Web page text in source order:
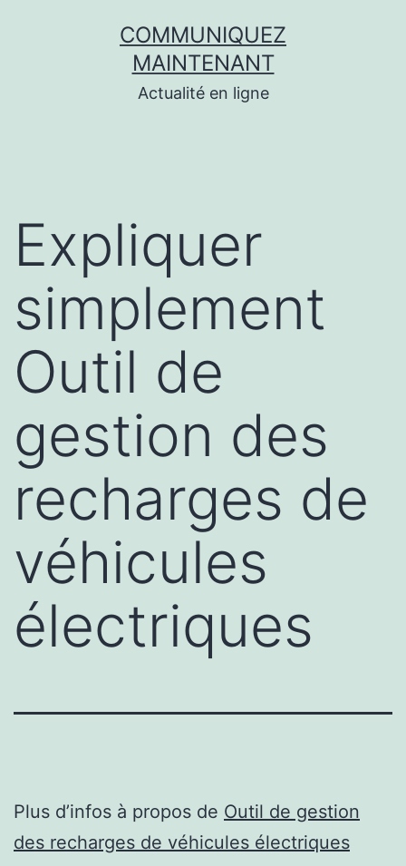
COMMUNIQUEZ
MAINTENANT
Actualité en ligne
Expliquer
simplement
Outil de
gestion des
recharges de
véhicules
électriques
Plus d’infos à propos de Outil de gestion
des recharges de véhicules électriques